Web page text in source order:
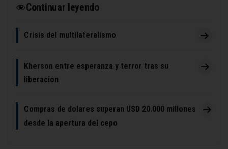
Continuar leyendo
Crisis del multilateralismo
Kherson entre esperanza y terror tras su
liberacion
Compras de dolares superan USD 20.000 millones
desde la apertura del cepo